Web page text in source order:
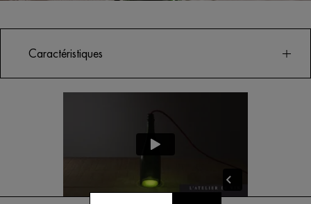
Caractéristiques
La Bouteille Torche se fixe en applique grâce à son
support mural, elle se pose debout ou couchée sur une
surface plane, et peut s’utiliser en lampe-torche dans la
Support mural en métal inclus.